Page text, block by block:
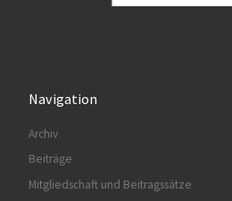
Navigation
Archiv
Beiträge
Mitgliedschaft und Beitragssätze